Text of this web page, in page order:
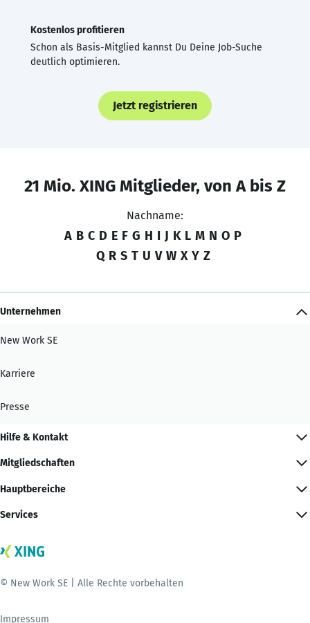
Kostenlos profitieren
Schon als Basis-Mitglied kannst Du Deine Job-Suche
deutlich optimieren.
Jetzt registrieren
21 Mio. XING Mitglieder, von A bis Z
Nachname:
A B C D E F G H I J K L M N O P
Q R S T U V W X Y Z
Unternehmen
New Work SE
Karriere
Presse
Hilfe & Kontakt
Mitgliedschaften
Hauptbereiche
Services
© New Work SE | Alle Rechte vorbehalten
Impressum